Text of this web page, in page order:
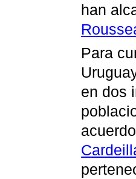
han
Para
en dos